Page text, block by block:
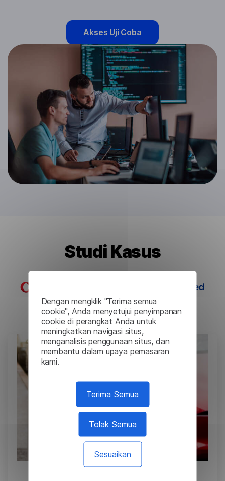
Dengan mengklik "Terima semua
cookie", Anda menyetujui penyimpanan
cookie di perangkat Anda untuk
meningkatkan navigasi situs,
menganalisis penggunaan situs, dan
membantu dalam upaya pemasaran
kami.
Terima Semua
Tolak Semua
Sesuaikan
Akses Uji Coba
Studi Kasus